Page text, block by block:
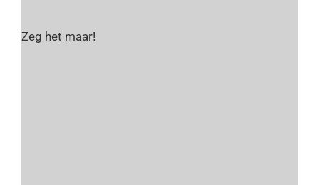
Zeg het maar!